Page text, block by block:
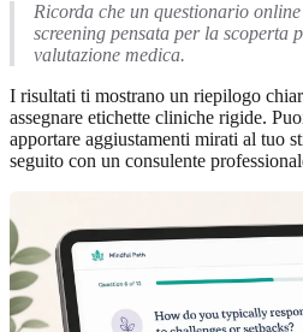
Ricorda che un questionario
screening pensata per la scoperta
valutazione medica.
I risultati ti mostrano un riepilogo
assegnare etichette cliniche rigide.
apportare aggiustamenti mirati al tuo
seguito con un consulente